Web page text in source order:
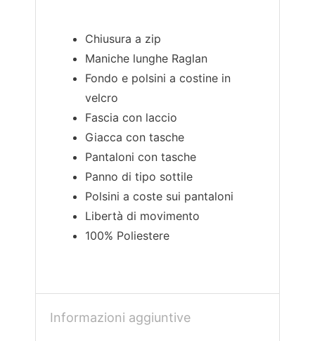
Chiusura a zip
Maniche lunghe Raglan
Fondo e polsini a costine in
velcro
Fascia con laccio
Giacca con tasche
Pantaloni con tasche
Panno di tipo sottile
Polsini a coste sui pantaloni
Libertà di movimento
100% Poliestere
Informazioni aggiuntive